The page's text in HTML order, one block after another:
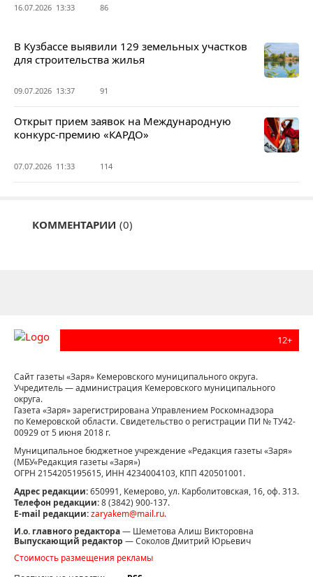
16.07.2026 13:33 86
В Кузбассе выявили 129 земельных участков
для строительства жилья
09.07.2026 13:37 91
Открыт прием заявок на Международную
конкурс-премию «КАРДО»
07.07.2026 11:33 114
КОММЕНТАРИИ (0)
12+
Сайт газеты «Заря» Кемеровского муниципального округа.
Учредитель — администрация Кемеровского муниципального
округа.
Газета «Заря» зарегистрирована Управлением Роскомнадзора
по Кемеровской области. Свидетельство о регистрации ПИ № ТУ42-
00929 от 5 июня 2018 г.
Муниципальное бюджетное учреждение «Редакция газеты «Заря»
(МБУ«Редакция газеты «Заря»)
ОГРН 2154205195615, ИНН 4234004103, КПП 420501001.
Адрес редакции:650991, Кемерово, ул. Карболитовская, 16, оф. 313.
Телефон редакции:8 (3842) 900-137.
E-mail редакции:zaryakem@mail.ru.
И.о. главного редактора— Шеметова Алиш Викторовна
Выпускающий редактор — Соколов Дмитрий Юрьевич
Стоимость размещения рекламы